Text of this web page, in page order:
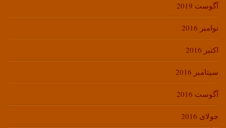
آگوست 2019
نوامبر 2016
اکتبر 2016
سپتامبر 2016
آگوست 2016
جولای 2016